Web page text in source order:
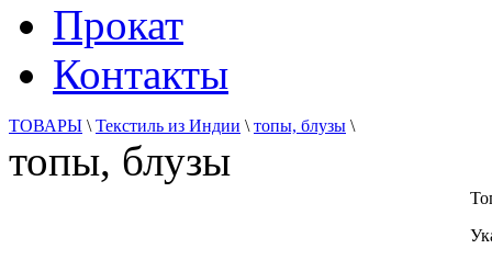
Прокат
Контакты
ТОВАРЫ \ Текстиль из Индии \ топы, блузы \
топы, блузы